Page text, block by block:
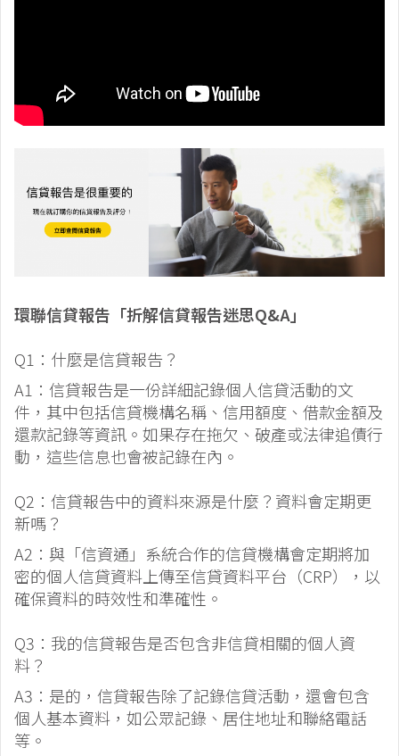
環聯信貸報告「折解信貸報告迷思Q&A」
Q1：什麼是信貸報告？
A1：信貸報告是一份詳細記錄個人信貸活動的文
件，其中包括信貸機構名稱、信用額度、借款金額及
還款記錄等資訊。如果存在拖欠、破產或法律追債行
動，這些信息也會被記錄在內。
Q2：信貸報告中的資料來源是什麼？資料會定期更
新嗎？
A2：與「信資通」系統合作的信貸機構會定期將加
密的個人信貸資料上傳至信貸資料平台（CRP），以
確保資料的時效性和準確性。
Q3：我的信貸報告是否包含非信貸相關的個人資
料？
A3：是的，信貸報告除了記錄信貸活動，還會包含
個人基本資料，如公眾記錄、居住地址和聯絡電話
等。